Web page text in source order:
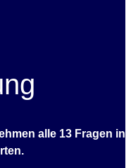
alle 13 Fragen in